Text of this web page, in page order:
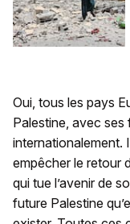
Oui, tous les pays
Palestine, avec
internationalement.
empêcher le retour
qui tue l’avenir de
future Palestine